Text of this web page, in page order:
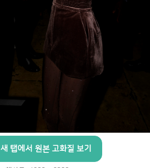
새 탭에서 원본 고화질 보기